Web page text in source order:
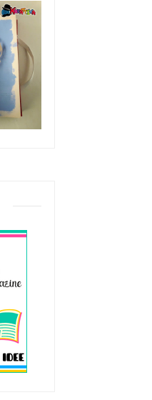
COME PERSONALIZZARE